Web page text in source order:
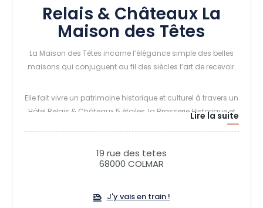
Relais & Châteaux La
Maison des Têtes
La Maison des Têtes incarne l’élégance simple des belles
maisons qui conjuguent au fil des siècles l’art de recevoir.
Elle fait vivre un patrimoine historique et culturel à travers un
Hôtel Relais & Châteaux 5 étoiles, la Brasserie Historique et
Les maîtres de maison, Marilyn et Eric Girardin, s’inspirent du
passé tout en étant résolument ancrés dans le présent et
Lire la suite
19 rue des tetes
68000 COLMAR
J'y vais en train !